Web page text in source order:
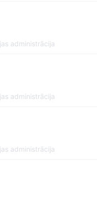
administrācija
administrācija
administrācija